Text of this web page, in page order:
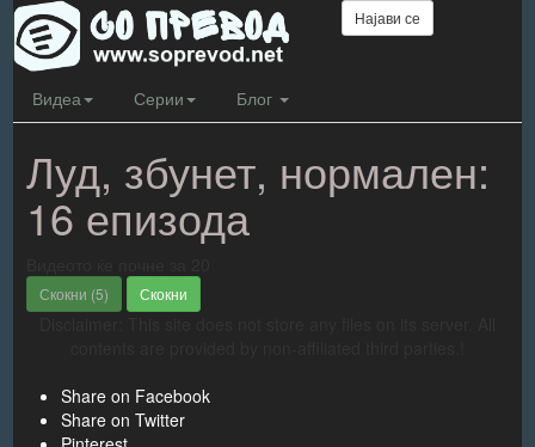
Најави се
Видеа Серии Блог
Луд, збунет, нормален:
16 епизода
Скокни (5) Скокни
Share on Facebook
Share on Twitter